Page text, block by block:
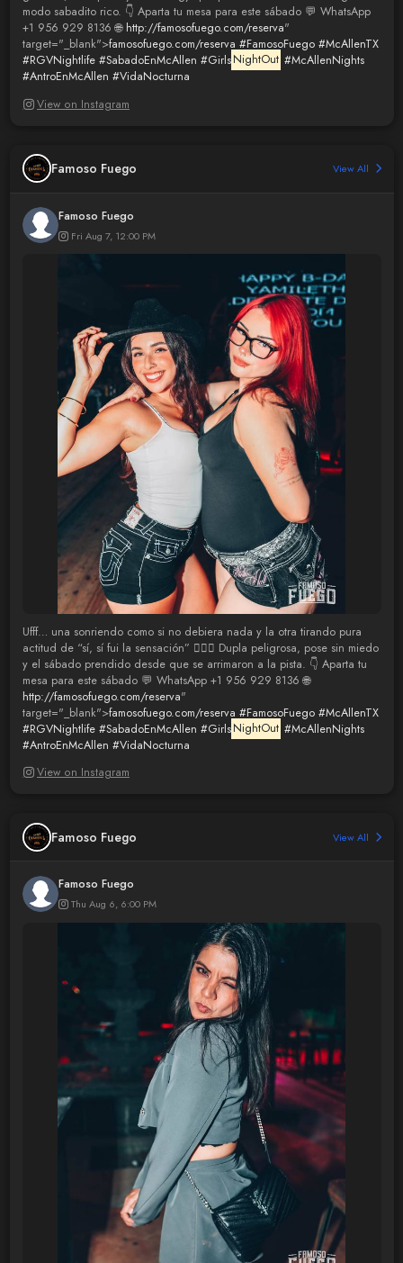
modo sabadito rico. 👇 Aparta tu mesa para este sábado 💬 WhatsApp
+1 956 929 8136 🌐 http://famosofuego.com/reserva"
target="_blank">famosofuego.com/reserva #FamosoFuego #McAllenTX
#RGVNightlife #SabadoEnMcAllen #GirlsNightOut #McAllenNights
#AntroEnMcAllen #VidaNocturna
View on Instagram
Famoso Fuego View All
Famoso Fuego
Fri Aug 7, 12:00 PM
Ufff… una sonriendo como si no debiera nada y la otra tirando pura
actitud de “sí, sí fui la sensación” 😮‍🔥🖤 Dupla peligrosa, pose sin miedo
y el sábado prendido desde que se arrimaron a la pista. 👇 Aparta tu
mesa para este sábado 💬 WhatsApp +1 956 929 8136 🌐
http://famosofuego.com/reserva"
target="_blank">famosofuego.com/reserva #FamosoFuego #McAllenTX
#RGVNightlife #SabadoEnMcAllen #GirlsNightOut #McAllenNights
#AntroEnMcAllen #VidaNocturna
View on Instagram
Famoso Fuego View All
Famoso Fuego
Thu Aug 6, 6:00 PM